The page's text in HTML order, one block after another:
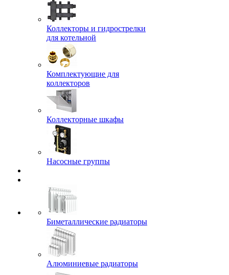
Коллекторы и гидрострелки
для котельной
Комплектующие для
коллекторов
Коллекторные шкафы
Насосные группы
Биметаллические радиаторы
Алюминиевые радиаторы